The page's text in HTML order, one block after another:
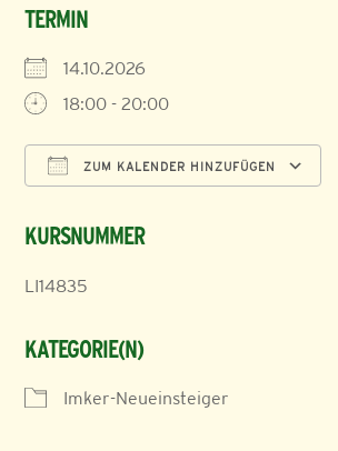
TERMIN
14.10.2026
18:00 - 20:00
ZUM KALENDER HINZUFÜGEN
KURSNUMMER
LI14835
KATEGORIE(N)
Imker-Neueinsteiger